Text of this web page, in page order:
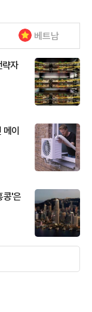
베트남
략자
이
콩'은